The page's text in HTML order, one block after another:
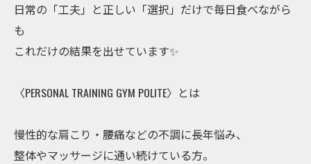
日常の「工夫」と正しい「選択」だけで毎日食べながら
も
これだけの結果を出せています✨
〈PERSONAL TRAINING GYM POLITE〉とは
慢性的な肩こり・腰痛などの不調に長年悩み、
整体やマッサージに通い続けている方。